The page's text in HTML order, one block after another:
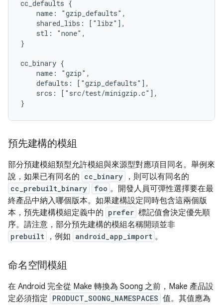
cc_defaults {
    name: "gzip_defaults",
    shared_libs: ["libz"],
    stl: "none",
}
cc_binary {
    name: "gzip",
    defaults: ["gzip_defaults"],
    srcs: ["src/test/minigzip.c"],
預先建構的模組
部分預建模組類型允許模組與來源型對應項目同名。舉例來
說，如果已有同名的 cc_binary ，則可以有同名的
cc_prebuilt_binary foo 。開發人員可彈性選擇要在最
終產品中納入哪個版本。如果建構設定同時包含這兩個版
本，預先建構模組定義中的 prefer 標記值會決定優先順
序。請注意，部分預先建構的模組名稱開頭並非
prebuilt ，例如 android_app_import 。
命名空間模組
在 Android 完全從 Make 轉換為 Soong 之前，Make 產品設
定必須指定 PRODUCT_SOONG_NAMESPACES 值。其值應為